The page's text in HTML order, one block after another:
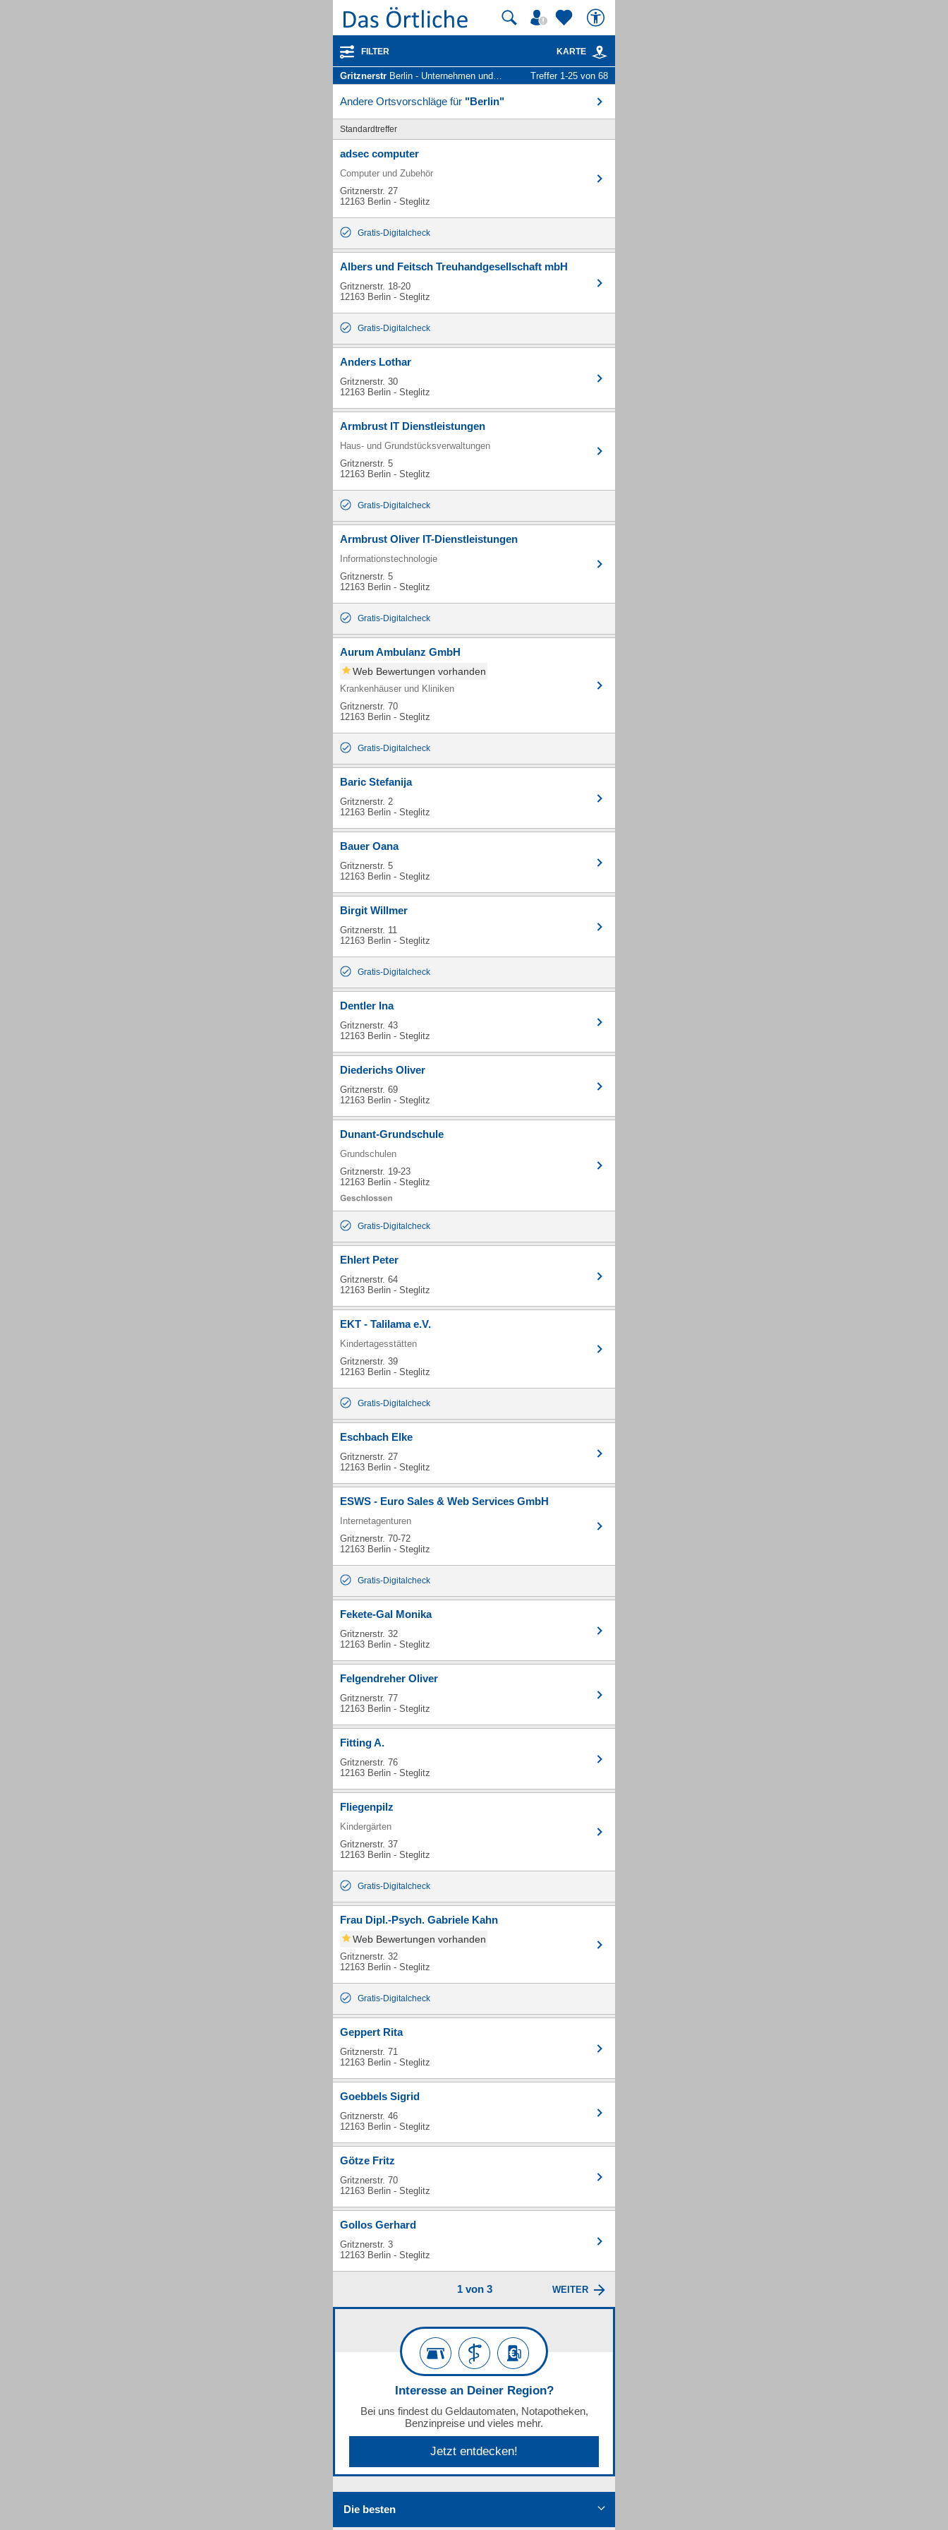
FILTER KARTE
Gritznerstr Berlin - Unternehmen und Personen Treffer 1-25 von 68
Andere Ortsvorschläge für "Berlin"
Standardtreffer
adsec computer
Computer und Zubehör
Gritznerstr. 27
12163 Berlin - Steglitz
Gratis-Digitalcheck
Albers und Feitsch Treuhandgesellschaft mbH
Gritznerstr. 18-20
12163 Berlin - Steglitz
Gratis-Digitalcheck
Anders Lothar
Gritznerstr. 30
12163 Berlin - Steglitz
Armbrust IT Dienstleistungen
Haus- und Grundstücksverwaltungen
Gritznerstr. 5
12163 Berlin - Steglitz
Gratis-Digitalcheck
Armbrust Oliver IT-Dienstleistungen
Informationstechnologie
Gritznerstr. 5
12163 Berlin - Steglitz
Gratis-Digitalcheck
Aurum Ambulanz GmbH
Web Bewertungen vorhanden
Krankenhäuser und Kliniken
Gritznerstr. 70
12163 Berlin - Steglitz
Gratis-Digitalcheck
Baric Stefanija
Gritznerstr. 2
12163 Berlin - Steglitz
Bauer Oana
Gritznerstr. 5
12163 Berlin - Steglitz
Birgit Willmer
Gritznerstr. 11
12163 Berlin - Steglitz
Gratis-Digitalcheck
Dentler Ina
Gritznerstr. 43
12163 Berlin - Steglitz
Diederichs Oliver
Gritznerstr. 69
12163 Berlin - Steglitz
Dunant-Grundschule
Grundschulen
Gritznerstr. 19-23
12163 Berlin - Steglitz
Gratis-Digitalcheck
Ehlert Peter
Gritznerstr. 64
12163 Berlin - Steglitz
EKT - Talilama e.V.
Kindertagesstätten
Gritznerstr. 39
12163 Berlin - Steglitz
Gratis-Digitalcheck
Eschbach Elke
Gritznerstr. 27
12163 Berlin - Steglitz
ESWS - Euro Sales & Web Services GmbH
Internetagenturen
Gritznerstr. 70-72
12163 Berlin - Steglitz
Gratis-Digitalcheck
Fekete-Gal Monika
Gritznerstr. 32
12163 Berlin - Steglitz
Felgendreher Oliver
Gritznerstr. 77
12163 Berlin - Steglitz
Fitting A.
Gritznerstr. 76
12163 Berlin - Steglitz
Fliegenpilz
Kindergärten
Gritznerstr. 37
12163 Berlin - Steglitz
Gratis-Digitalcheck
Frau Dipl.-Psych. Gabriele Kahn
Web Bewertungen vorhanden
Gritznerstr. 32
12163 Berlin - Steglitz
Gratis-Digitalcheck
Geppert Rita
Gritznerstr. 71
12163 Berlin - Steglitz
Goebbels Sigrid
Gritznerstr. 46
12163 Berlin - Steglitz
Götze Fritz
Gritznerstr. 70
12163 Berlin - Steglitz
Gollos Gerhard
Gritznerstr. 3
12163 Berlin - Steglitz
1 von 3 WEITER
Interesse an Deiner Region?
Bei uns findest du Geldautomaten, Notapotheken,
Benzinpreise und vieles mehr.
Jetzt entdecken!
Die besten